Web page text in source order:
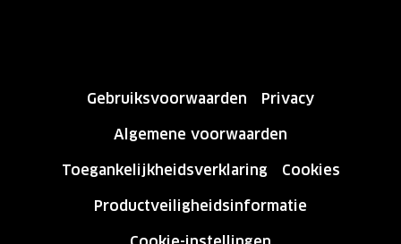
Gebruiksvoorwaarden
Privacy
Algemene voorwaarden
Toegankelijkheidsverklaring
Cookies
Productveiligheidsinformatie